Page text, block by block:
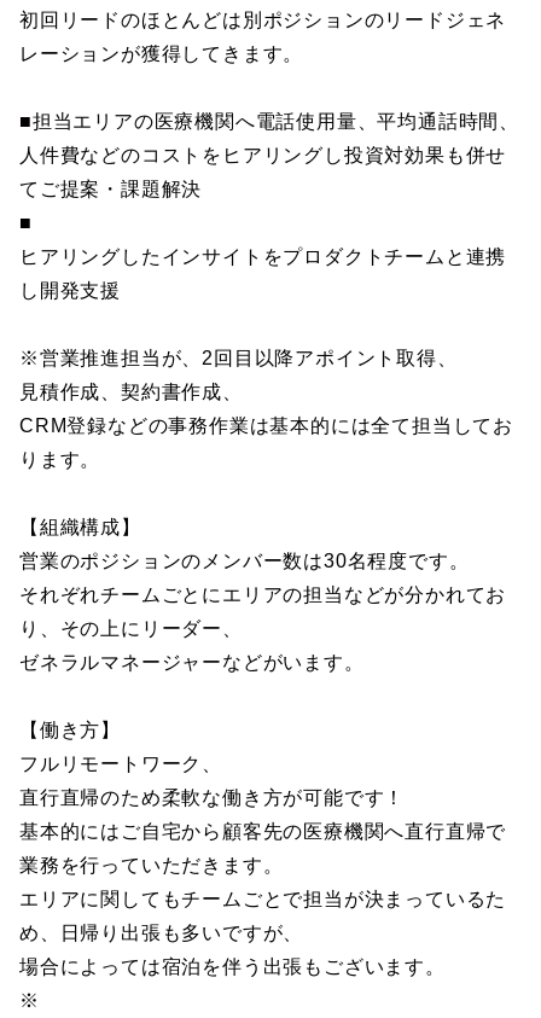
初回リードのほとんどは別ポジションのリードジェネ
レーションが獲得してきます。
■担当エリアの医療機関へ電話使用量、平均通話時間、
人件費などのコストをヒアリングし投資対効果も併せ
てご提案・課題解決
■
ヒアリングしたインサイトをプロダクトチームと連携
し開発支援
※営業推進担当が、2回目以降アポイント取得、
見積作成、契約書作成、
CRM登録などの事務作業は基本的には全て担当してお
ります。
【組織構成】
営業のポジションのメンバー数は30名程度です。
それぞれチームごとにエリアの担当などが分かれてお
り、その上にリーダー、
ゼネラルマネージャーなどがいます。
【働き方】
フルリモートワーク、
直行直帰のため柔軟な働き方が可能です！
基本的にはご自宅から顧客先の医療機関へ直行直帰で
業務を行っていただきます。
エリアに関してもチームごとで担当が決まっているた
め、日帰り出張も多いですが、
場合によっては宿泊を伴う出張もございます。
※